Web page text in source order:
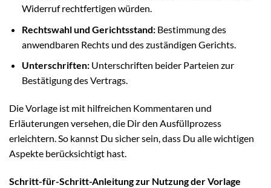
Widerruf rechtfertigen würden.
Rechtswahl und Gerichtsstand:Bestimmung des
anwendbaren Rechts und des zuständigen Gerichts.
Unterschriften:Unterschriften beider Parteien zur
Bestätigung des Vertrags.
Die Vorlage ist mit hilfreichen Kommentaren und
Erläuterungen versehen, die Dir den Ausfüllprozess
erleichtern. So kannst Du sicher sein, dass Du alle wichtigen
Aspekte berücksichtigt hast.
Schritt-für-Schritt-Anleitung zur Nutzung der Vorlage